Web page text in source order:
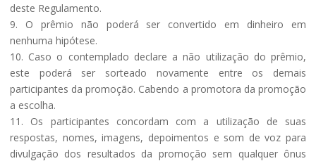
deste Regulamento.
9. O prêmio não poderá ser convertido em dinheiro em
nenhuma hipótese.
10. Caso o contemplado declare a não utilização do prêmio,
este poderá ser sorteado novamente entre os demais
participantes da promoção. Cabendo a promotora da promoção
a escolha.
11. Os participantes concordam com a utilização de suas
respostas, nomes, imagens, depoimentos e som de voz para
divulgação dos resultados da promoção sem qualquer ônus